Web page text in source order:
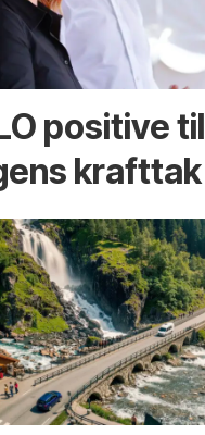
positive til
krafttak